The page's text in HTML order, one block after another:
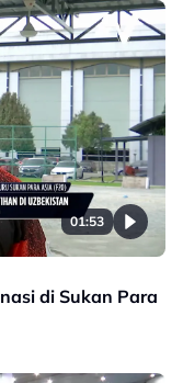
01:53
di Sukan Para